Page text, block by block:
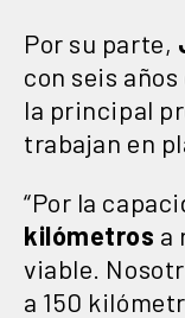
Por su parte,
con seis años
la principal
trabajan en
“Por la
kilómetros a
viable.
a 150